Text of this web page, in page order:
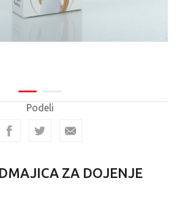
Podeli
ZA DOJENJE